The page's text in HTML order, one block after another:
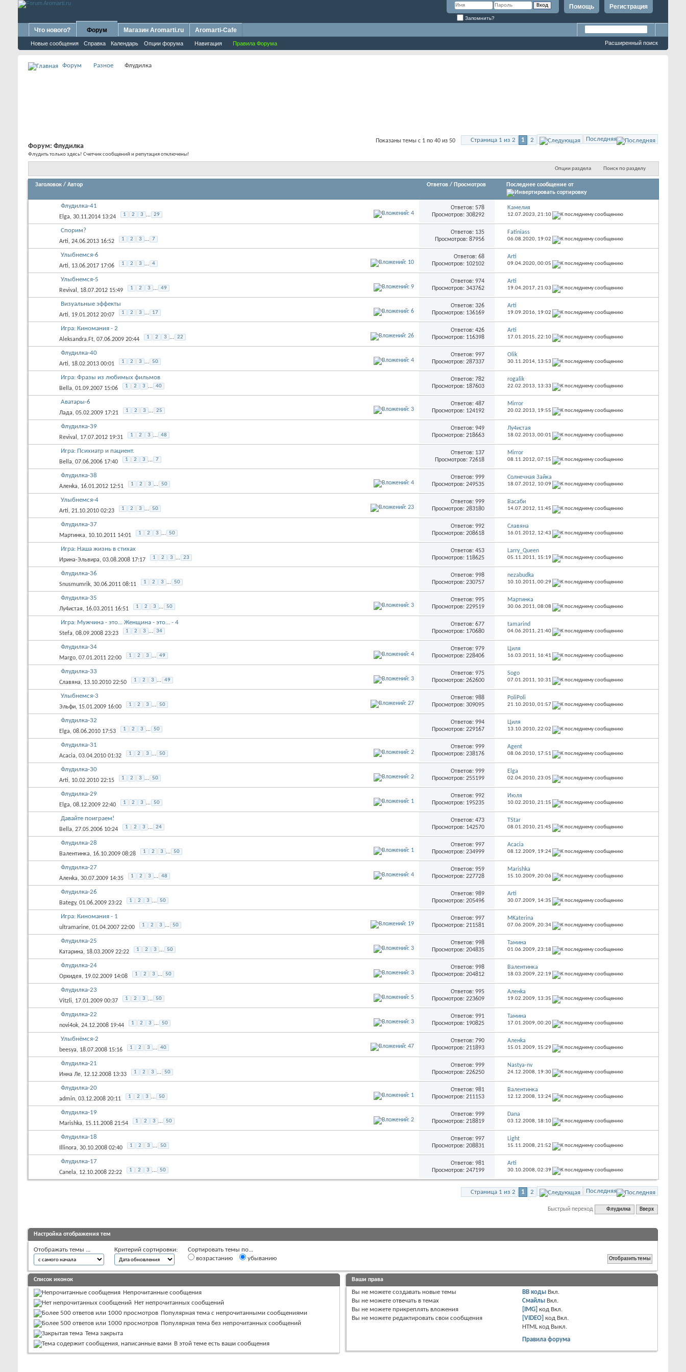
Регистрация
Помощь
Запомнить?
Что нового? Форум
Новые сообщения Справка Календарь Опции форума Навигация Правила Форума
Магазин Aromarti.ru Aromarti-Cafe
Расширенный поиск
Форум Разное Флудилка
Страница 1 из 2 1 2 Последняя
Показаны темы с 1 по 40 из 50
Форум: Флудилка
Флудить только здесь! Счетчик сообщений и репутация отключены!
Опции раздела Поиск по разделу
Заголовок / Автор Ответов / Просмотров Последнее сообщение от
Флудилка-41
Elga, 30.11.2014 13:24 1 2 3 ... 29
Ответов: 578
Просмотров: 308292
Камелия
12.07.2023, 21:10
Спорим?
Arti, 24.06.2013 16:52 1 2 3 ... 7
Ответов: 135
Просмотров: 87956
Fatiniass
06.08.2020, 19:02
Улыбнемся-6
Arti, 13.06.2017 17:06 1 2 3 ... 4
Ответов: 68
Просмотров: 102102
Arti
09.04.2020, 00:05
Улыбнемся-5
Revival , 18.07.2012 15:49 1 2 3 ... 49
Ответов: 974
Просмотров: 343762
Arti
19.04.2017, 21:03
Визуальные эффекты
Arti, 19.01.2012 20:07 1 2 3 ... 17
Ответов: 326
Просмотров: 136169
Arti
19.09.2016, 19:02
Игра: Киномания - 2
Aleksandra.Ft, 07.06.2009 20:44 1 2 3 ... 22
Ответов: 426
Просмотров: 116398
Arti
17.01.2015, 22:10
Флудилка-40
Arti, 18.02.2013 00:01 1 2 3 ... 50
Ответов: 997
Просмотров: 287337
Olik
30.11.2014, 13:53
Игра: Фразы из любимых фильмов
Bella, 01.09.2007 15:06 1 2 3 ... 40
Ответов: 782
Просмотров: 187603
rogalik
22.02.2013, 13:33
Аватары-6
Лада, 05.02.2009 17:21 1 2 3 ... 25
Ответов: 487
Просмотров: 124192
Mirror
20.02.2013, 19:55
Флудилка-39
Revival , 17.07.2012 19:31 1 2 3 ... 48
Ответов: 949
Просмотров: 218663
Лу4истая
18.02.2013, 00:01
Игра: Психиатр и пациент.
Bella, 07.06.2006 17:40 1 2 3 ... 7
Ответов: 137
Просмотров: 72618
Mirror
08.11.2012, 07:15
Флудилка-38
Аленka, 16.01.2012 12:51 1 2 3 ... 50
Ответов: 999
Просмотров: 249535
Солнечная Зайка
18.07.2012, 10:09
Улыбнемся-4
Arti, 21.10.2010 02:23 1 2 3 ... 50
Ответов: 999
Просмотров: 283180
Васаби
14.07.2012, 11:45
Флудилка-37
Мартинка, 10.10.2011 14:01 1 2 3 ... 50
Ответов: 992
Просмотров: 208618
Славяна
16.01.2012, 12:43
Игра: Наша жизнь в стихах
Ирина-Эльвира, 03.08.2008 17:17 1 2 3 ... 23
Ответов: 453
Просмотров: 118625
Larry_Queen
05.11.2011, 15:19
Флудилка-36
Snusmumrik, 30.06.2011 08:11 1 2 3 ... 50
Ответов: 998
Просмотров: 230757
nezabudka
10.10.2011, 00:29
Флудилка-35
Лу4истая, 16.03.2011 16:51 1 2 3 ... 50
Ответов: 995
Просмотров: 229519
Мартинка
30.06.2011, 08:08
Игра: Мужчина - это... Женщина - это... - 4
Stefa, 08.09.2008 23:23 1 2 3 ... 34
Ответов: 677
Просмотров: 170680
tamarind
04.06.2011, 21:40
Флудилка-34
Margo, 07.01.2011 22:00 1 2 3 ... 49
Ответов: 979
Просмотров: 228406
Циля
16.03.2011, 16:41
Флудилка-33
Славяна, 13.10.2010 22:50 1 2 3 ... 49
Ответов: 975
Просмотров: 262600
Sogo
07.01.2011, 10:31
Улыбнемся-3
Эльфи, 15.01.2009 16:00 1 2 3 ... 50
Ответов: 988
Просмотров: 309095
PoliPoli
21.10.2010, 01:57
Флудилка-32
Elga, 08.06.2010 17:53 1 2 3 ... 50
Ответов: 994
Просмотров: 229167
Циля
13.10.2010, 22:02
Флудилка-31
Acacia, 03.04.2010 01:32 1 2 3 ... 50
Ответов: 999
Просмотров: 238176
Agent
08.06.2010, 17:51
Флудилка-30
Arti, 10.02.2010 22:15 1 2 3 ... 50
Ответов: 999
Просмотров: 255199
Elga
02.04.2010, 23:05
Флудилка-29
Elga, 08.12.2009 22:40 1 2 3 ... 50
Ответов: 992
Просмотров: 195235
Июля
10.02.2010, 21:15
Давайте поиграем!
Bella, 27.05.2006 10:24 1 2 3 ... 24
Ответов: 473
Просмотров: 142570
ТStar
08.01.2010, 21:45
Флудилка-28
Валентинка, 16.10.2009 08:28 1 2 3 ... 50
Ответов: 997
Просмотров: 234999
Acacia
08.12.2009, 19:24
Флудилка-27
Аленka, 30.07.2009 14:35 1 2 3 ... 48
Ответов: 959
Просмотров: 227728
Marishka
15.10.2009, 20:06
Флудилка-26
Bategy, 01.06.2009 23:22 1 2 3 ... 50
Ответов: 989
Просмотров: 205496
Arti
30.07.2009, 14:35
Игра: Киномания - 1
ultramarine, 01.04.2007 22:00 1 2 3 ... 50
Ответов: 997
Просмотров: 211581
MKaterina
07.06.2009, 20:34
Флудилка-25
Kатарина, 18.03.2009 22:22 1 2 3 ... 50
Ответов: 998
Просмотров: 204835
Тамина
01.06.2009, 23:18
Флудилка-24
Орхидея, 19.02.2009 14:08 1 2 3 ... 50
Ответов: 998
Просмотров: 204812
Валентинка
18.03.2009, 22:19
Флудилка-23
Vitzli, 17.01.2009 00:37 1 2 3 ... 50
Ответов: 995
Просмотров: 223609
Аленka
19.02.2009, 13:35
Флудилка-22
novi4ok, 24.12.2008 19:44 1 2 3 ... 50
Ответов: 991
Просмотров: 190825
Тамина
17.01.2009, 00:20
Улыбнёмся-2
beesya, 18.07.2008 15:16 1 2 3 ... 40
Ответов: 790
Просмотров: 211893
Аленka
15.01.2009, 15:29
Флудилка-21
Инна Ле, 12.12.2008 13:33 1 2 3 ... 50
Ответов: 999
Просмотров: 226250
Nastya-nv
24.12.2008, 19:30
Флудилка-20
admin, 03.12.2008 20:11 1 2 3 ... 50
Ответов: 981
Просмотров: 211153
Валентинка
12.12.2008, 13:24
Флудилка-19
Marishka, 15.11.2008 21:54 1 2 3 ... 50
Ответов: 999
Просмотров: 218819
Dana
03.12.2008, 18:10
Флудилка-18
Illinora, 30.10.2008 02:40 1 2 3 ... 50
Ответов: 997
Просмотров: 208831
Light
15.11.2008, 21:52
Флудилка-17
Canela, 12.10.2008 22:22 1 2 3 ... 50
Ответов: 981
Просмотров: 247199
Arti
30.10.2008, 02:39
Страница 1 из 2 1 2 Последняя
Быстрый переход Флудилка Вверх
Настройка отображения тем
Отображать темы ... Критерий сортировки:
Сортировать темы по...
возрастанию
убыванию
Список иконок
Непрочитанные сообщения
Нет непрочитанных сообщений
Популярная тема с непрочитанными сообщениями
Популярная тема без непрочитанных сообщений
Тема закрыта
В этой теме есть ваши сообщения
Ваши права
Вы не можете создавать новые темы
Вы не можете отвечать в темах
Вы не можете прикреплять вложения
Вы не можете редактировать свои сообщения
BB коды Вкл.
Смайлы Вкл.
[IMG] код Вкл.
[VIDEO] код Вкл.
HTML код Выкл.
Правила форума